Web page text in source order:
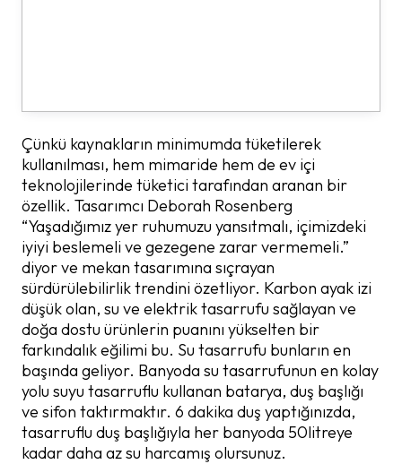
Çünkü kaynakların minimumda tüketilerek
kullanılması, hem mimaride hem de ev içi
teknolojilerinde tüketici tarafından aranan bir
özellik. Tasarımcı Deborah Rosenberg
“Yaşadığımız yer ruhumuzu yansıtmalı, içimizdeki
iyiyi beslemeli ve gezegene zarar vermemeli.”
diyor ve mekan tasarımına sıçrayan
sürdürülebilirlik trendini özetliyor. Karbon ayak izi
düşük olan, su ve elektrik tasarrufu sağlayan ve
doğa dostu ürünlerin puanını yükselten bir
farkındalık eğilimi bu. Su tasarrufu bunların en
başında geliyor. Banyoda su tasarrufunun en kolay
yolu suyu tasarruflu kullanan batarya, duş başlığı
ve sifon taktırmaktır. 6 dakika duş yaptığınızda,
tasarruflu duş başlığıyla her banyoda 50litreye
kadar daha az su harcamış olursunuz.